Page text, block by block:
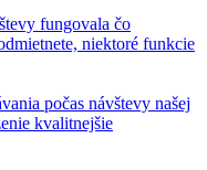
fungovala čo
niektoré funkcie
počas návštevy našej
kvalitnejšie